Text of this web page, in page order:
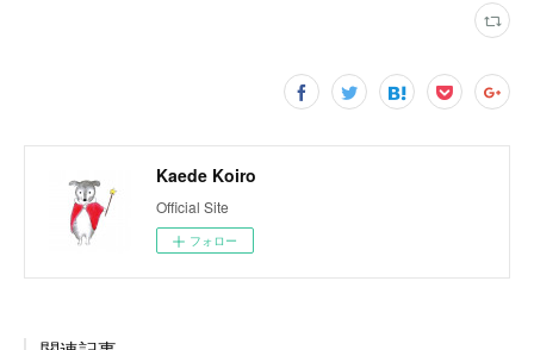
Kaede Koiro
Official Site
フォロー